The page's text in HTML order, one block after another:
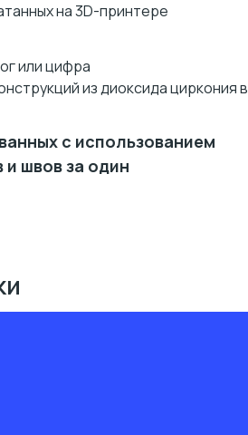
на 3D-принтере
или цифра
из диоксида циркония в
с использованием
и швов за один